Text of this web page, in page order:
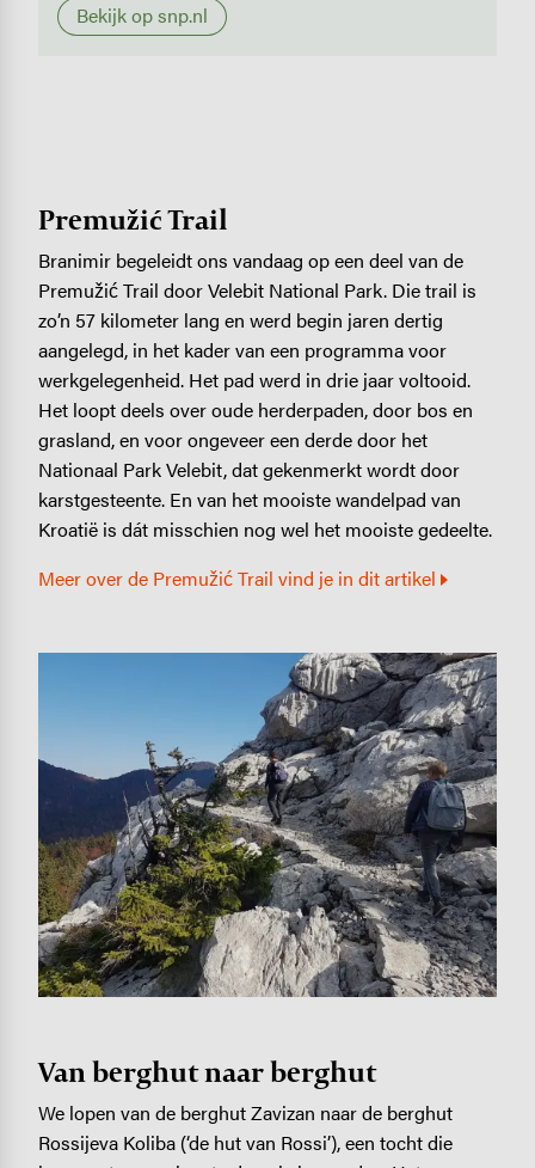
Bekijk op snp.nl
Premužić Trail
Branimir begeleidt ons vandaag op een deel van de
Premužić Trail door Velebit National Park. Die trail is
zo’n 57 kilometer lang en werd begin jaren dertig
aangelegd, in het kader van een programma voor
werkgelegenheid. Het pad werd in drie jaar voltooid.
Het loopt deels over oude herderpaden, door bos en
grasland, en voor ongeveer een derde door het
Nationaal Park Velebit, dat gekenmerkt wordt door
karstgesteente. En van het mooiste wandelpad van
Kroatië is dát misschien nog wel het mooiste gedeelte.
Meer over de Premužić Trail vind je in dit artikel
Van berghut naar berghut
We lopen van de berghut Zavizan naar de berghut
Rossijeva Koliba (‘de hut van Rossi’), een tocht die